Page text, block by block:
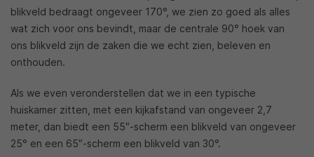
blikveld bedraagt ongeveer 170°, we zien zo goed als alles
wat zich voor ons bevindt, maar de centrale 90° hoek van
ons blikveld zijn de zaken die we echt zien, beleven en
onthouden.
Als we even veronderstellen dat we in een typische
huiskamer zitten, met een kijkafstand van ongeveer 2,7
meter, dan biedt een 55″-scherm een blikveld van ongeveer
25° en een 65″-scherm een blikveld van 30°.